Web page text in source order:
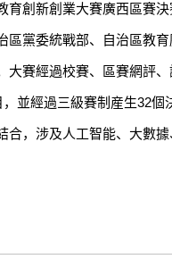
育創新創業大賽廣西區賽
黨委統戰部、自治區教育
大賽經過校賽、區賽網評
並經過三級賽制産生32
合，涉及人工智能、大數